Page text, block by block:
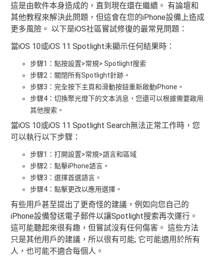
這是由軟件本身造成的，直到現在還在繼續。 有論壇和
其他教程來解決此問題，但這會在您的iPhone設備上造成
更多風險。 以下是iOS社區嘗試修復的最常見問題：
當iOS 10或iOS 11 Spotlight未顯示任何結果時：
步驟1：點按設置>常規> Spotlight搜索
步驟2：關閉所有Spotlight針跡。
步驟3：完全按下主頁和滑動按鈕重新啟動iPhone。
步驟4：切換聚光燈下的文本消息，您還可以根據需要啟用
其他搜索。
當iOS 10或iOS 11 Spotlight Search無法正常工作時，您
可以執行以下步驟：
步驟1：打開設置>常規>語言和區域
步驟2：點擊iPhone語言。
步驟3：選擇首選語言。
步驟4：點擊更改以應用選擇。
有些用戶甚至提出了更奇怪的建議，例如向您自己的
iPhone設備發送電子郵件以讓Spotlight搜索再次運行。
這可能聽起來很有趣，但嘗試沒有任何傷害。 這些方法
只是其他用戶的建議，所以很有可能; 它可能適用於所有
人，也可能不適合每個人。